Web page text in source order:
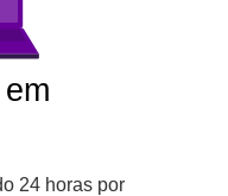
24 horas por